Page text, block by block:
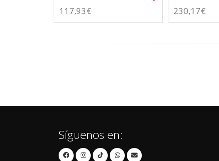
117,93€ 230,17€
Síguenos en: